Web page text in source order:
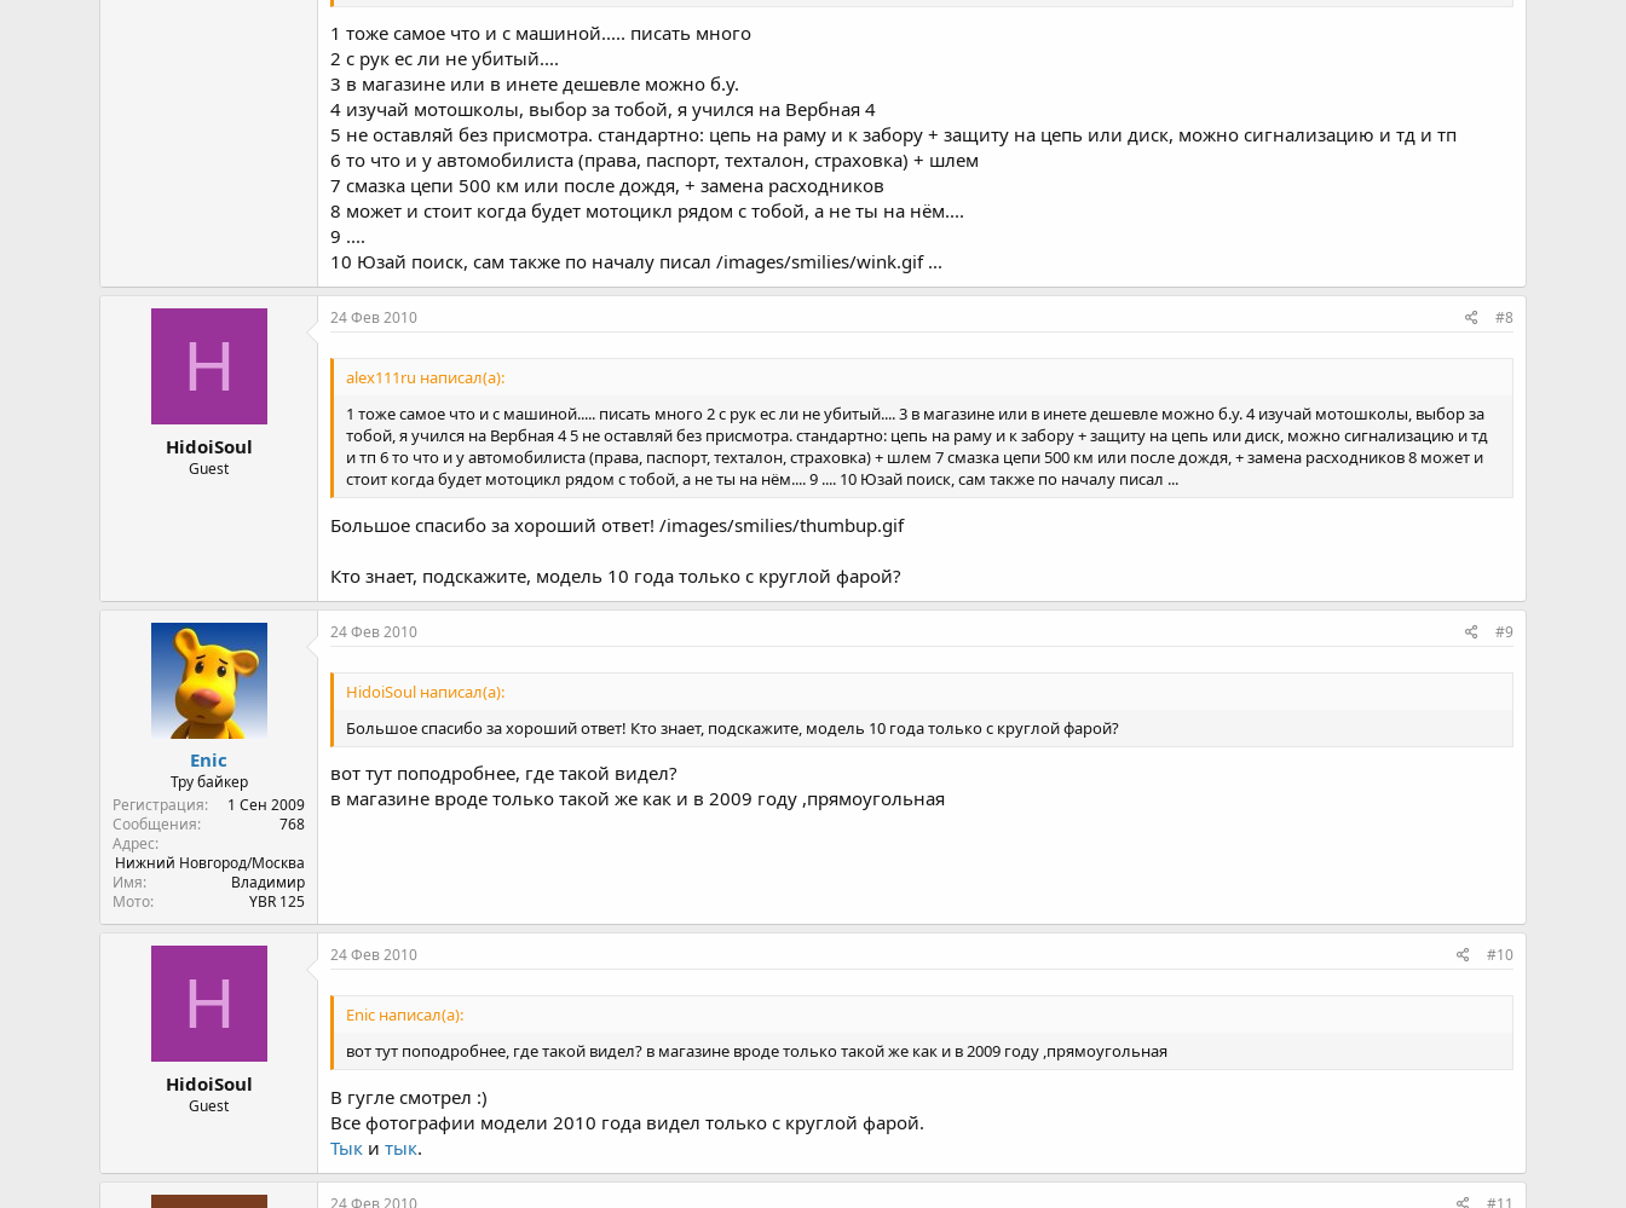
1 тоже самое что и с машиной..... писать много
2 с рук ес ли не убитый....
3 в магазине или в инете дешевле можно б.у.
4 изучай мотошколы, выбор за тобой, я учился на Вербная 4
5 не оставляй без присмотра. стандартно: цепь на раму и к забору + защиту на цепь или диск, можно сигнализацию и тд и тп
6 то что и у автомобилиста (права, паспорт, техталон, страховка) + шлем
7 смазка цепи 500 км или после дождя, + замена расходников
8 может и стоит когда будет мотоцикл рядом с тобой, а не ты на нём....
9 ....
10 Юзай поиск, сам также по началу писал /images/smilies/wink.gif ...
H
HidoiSoul
Guest
24 Фев 2010 #8
alex111ru написал(а):
1 тоже самое что и с машиной..... писать много 2 с рук ес ли не убитый.... 3 в магазине или в инете дешевле можно б.у. 4 изучай мотошколы, выбор за
тобой, я учился на Вербная 4 5 не оставляй без присмотра. стандартно: цепь на раму и к забору + защиту на цепь или диск, можно сигнализацию и тд
и тп 6 то что и у автомобилиста (права, паспорт, техталон, страховка) + шлем 7 смазка цепи 500 км или после дождя, + замена расходников 8 может и
стоит когда будет мотоцикл рядом с тобой, а не ты на нём.... 9 .... 10 Юзай поиск, сам также по началу писал ...
Большое спасибо за хороший ответ! /images/smilies/thumbup.gif
Кто знает, подскажите, модель 10 года только с круглой фарой?
Enic
Тру байкер
Регистрация
1 Сен 2009
Сообщения
768
Адрес
Нижний Новгород/Москва
Имя
Владимир
Мото
YBR 125
24 Фев 2010 #9
HidoiSoul написал(а):
Большое спасибо за хороший ответ! Кто знает, подскажите, модель 10 года только с круглой фарой?
вот тут поподробнее, где такой видел?
в магазине вроде только такой же как и в 2009 году ,прямоугольная
H
HidoiSoul
Guest
24 Фев 2010 #10
Enic написал(а):
вот тут поподробнее, где такой видел? в магазине вроде только такой же как и в 2009 году ,прямоугольная
В гугле смотрел :)
Все фотографии модели 2010 года видел только с круглой фарой.
Тык и тык.
24 Фев 2010 #11